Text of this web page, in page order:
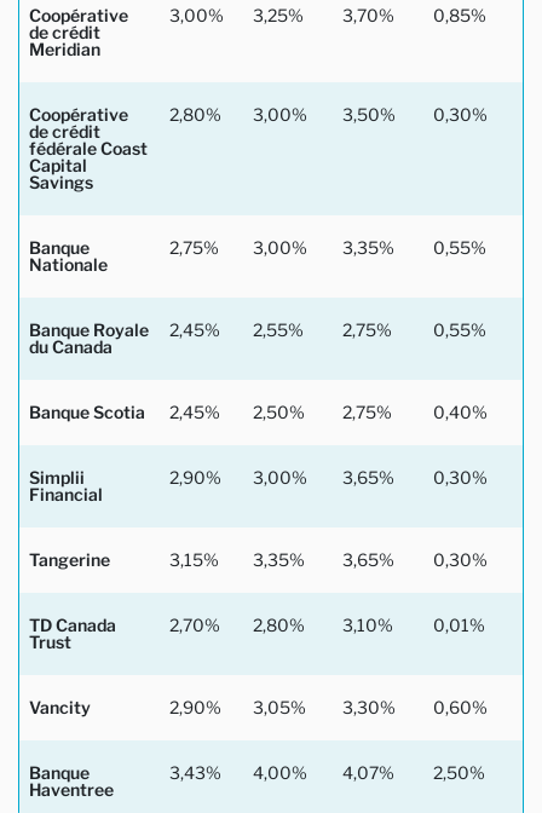
Coopérative
de crédit
Meridian
3,00% 3,25% 3,70% 0,85%
Coopérative
de crédit
fédérale Coast
Capital
Savings
2,80% 3,00% 3,50% 0,30%
Banque
Nationale
2,75% 3,00% 3,35% 0,55%
Banque Royale
du Canada
2,45% 2,55% 2,75% 0,55%
Banque Scotia 2,45% 2,50% 2,75% 0,40%
Simplii
Financial
2,90% 3,00% 3,65% 0,30%
Tangerine 3,15% 3,35% 3,65% 0,30%
TD Canada
Trust
2,70% 2,80% 3,10% 0,01%
Vancity 2,90% 3,05% 3,30% 0,60%
Banque
Haventree
3,43% 4,00% 4,07% 2,50%